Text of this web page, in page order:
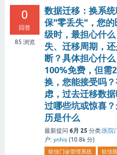
0
回答
85 浏览
数据迁移：换系
保"零丢失"，您的
级时，最担心什
失、迁移周期，
断？具体担心什
100%免费，但需
换，您能接受吗
虑，过去迁移数
过哪些坑或惊喜
历是什么
最新提问 6月 25 分类:医院
户: ynhis (10.8k 分)
软佳门诊管理系统
软佳